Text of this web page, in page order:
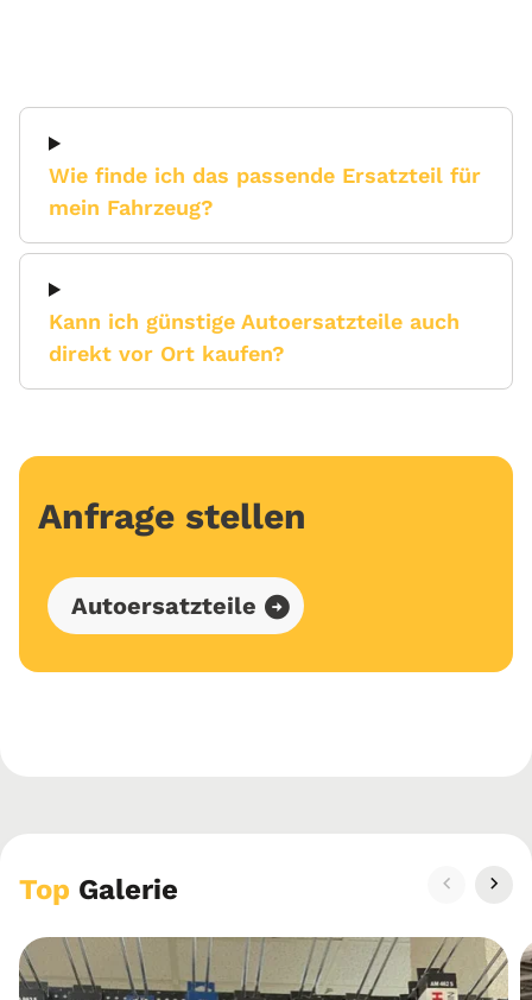
Wie finde ich das passende Ersatzteil für
mein Fahrzeug?
Kann ich günstige Autoersatzteile auch
direkt vor Ort kaufen?
Anfrage stellen
Autoersatzteile
Top Galerie